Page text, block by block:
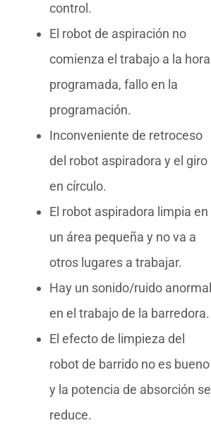
control.
El robot de aspiración no
comienza el trabajo a la hora
programada, fallo en la
programación.
Inconveniente de retroceso
del robot aspiradora y el giro
en círculo.
El robot aspiradora limpia en
un área pequeña y no va a
otros lugares a trabajar.
Hay un sonido/ruido anormal
en el trabajo de la barredora.
El efecto de limpieza del
robot de barrido no es bueno
y la potencia de absorción se
reduce.